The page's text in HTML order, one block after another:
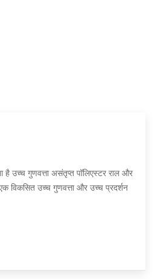
उच्च गुणवत्ता असंतृप्त पॉलिएस्टर राल और
विकसित उच्च गुणवत्ता और उच्च प्रदर्शन